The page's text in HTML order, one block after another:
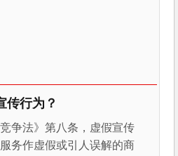
传行为？
争法》第八条，虚假宣传
务作虚假或引人误解的商